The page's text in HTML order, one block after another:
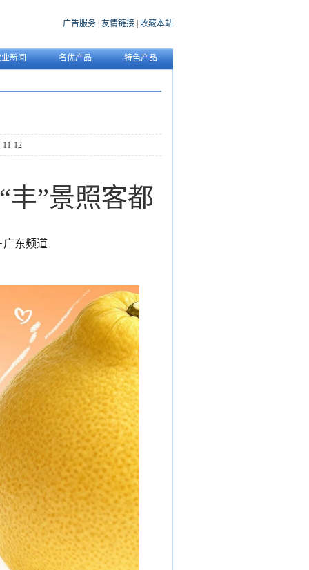
广告服务 友情链接 收藏本站
新闻 名优产品 特色产品
12
丰”景照客都
广东频道